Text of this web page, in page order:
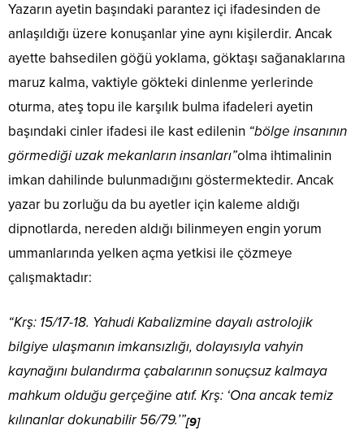
Yazarın ayetin başındaki parantez içi ifadesinden de
anlaşıldığı üzere konuşanlar yine aynı kişilerdir. Ancak
ayette bahsedilen göğü yoklama, göktaşı sağanaklarına
maruz kalma, vaktiyle gökteki dinlenme yerlerinde
oturma, ateş topu ile karşılık bulma ifadeleri ayetin
başındaki cinler ifadesi ile kast edilenin “bölge insanının
görmediği uzak mekanların insanları”olma ihtimalinin
imkan dahilinde bulunmadığını göstermektedir. Ancak
yazar bu zorluğu da bu ayetler için kaleme aldığı
dipnotlarda, nereden aldığı bilinmeyen engin yorum
ummanlarında yelken açma yetkisi ile çözmeye
çalışmaktadır:
“Krş: 15/17-18. Yahudi Kabalizmine dayalı astrolojik
bilgiye ulaşmanın imkansızlığı, dolayısıyla vahyin
kaynağını bulandırma çabalarının sonuçsuz kalmaya
mahkum olduğu gerçeğine atıf. Krş: ‘Ona ancak temiz
kılınanlar dokunabilir 56/79.’”[9]